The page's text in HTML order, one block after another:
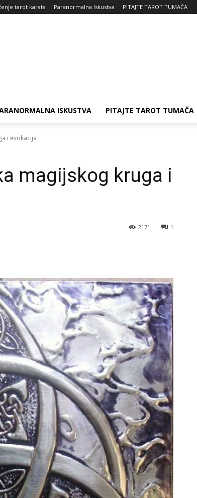
tarot karata Paranormalna Iskustva PITAJTE TAROT TUMAČA
ISKUSTVA PITAJTE TAROT TUMAČA
i evokacija
magijskog kruga i
1
2171